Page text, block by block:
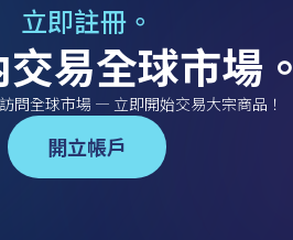
立即註冊。
易全球市場。
問全球市場 — 立即開始交易大宗商品！
開立帳戶